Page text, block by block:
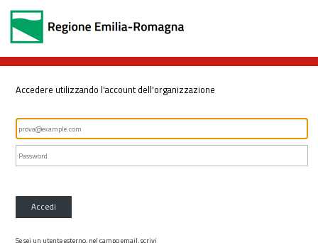
Accedere utilizzando l'account dell'organizzazione
Accedi
Se sei un utente esterno, nel campo email, scrivi